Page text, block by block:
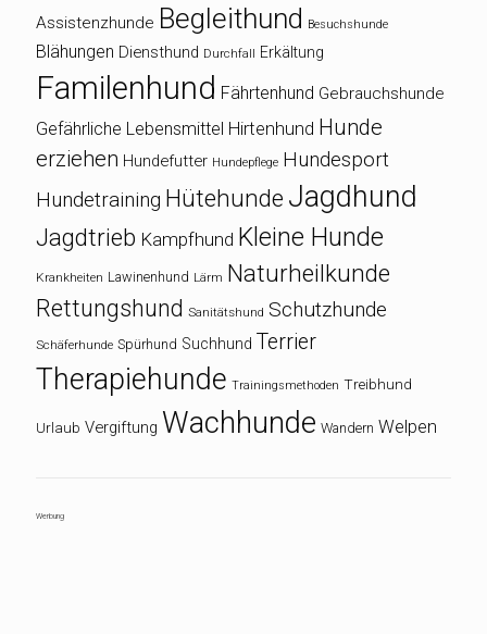
Assistenzhunde Begleithund Besuchshunde
Blähungen Diensthund Durchfall Erkältung
Familenhund Fährtenhund Gebrauchshunde
Gefährliche Lebensmittel Hirtenhund Hunde
erziehen Hundefutter Hundepflege Hundesport
Hundetraining Hütehunde Jagdhund
Jagdtrieb Kampfhund Kleine Hunde
Krankheiten Lawinenhund Lärm Naturheilkunde
Rettungshund Sanitätshund Schutzhunde
Schäferhunde Spürhund Suchhund Terrier
Therapiehunde Trainingsmethoden Treibhund
Urlaub Vergiftung Wachhunde Wandern Welpen
Werbung